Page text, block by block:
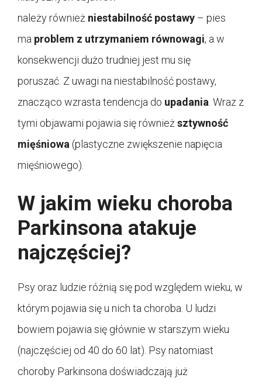
należy również niestabilność postawy – pies
ma problem z utrzymaniem równowagi, a w
konsekwencji dużo trudniej jest mu się
poruszać. Z uwagi na niestabilność postawy,
znacząco wzrasta tendencja do upadania . Wraz z
tymi objawami pojawia się również sztywność
mięśniowa (plastyczne zwiększenie napięcia
mięśniowego).
W jakim wieku choroba
Parkinsona atakuje
najczęściej?
Psy oraz ludzie różnią się pod względem wieku, w
którym pojawia się u nich ta choroba. U ludzi
bowiem pojawia się głównie w starszym wieku
(najczęściej od 40 do 60 lat). Psy natomiast
choroby Parkinsona doświadczają już